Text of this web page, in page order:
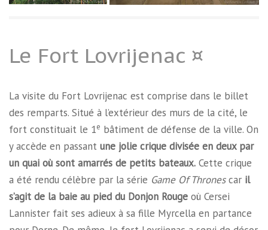
Le Fort Lovrijenac ¤
La visite du Fort Lovrijenac est comprise dans le billet
des remparts. Situé à l’extérieur des murs de la cité, le
fort constituait le 1e bâtiment de défense de la ville. On
y accède en passant une jolie crique divisée en deux par
un quai où sont amarrés de petits bateaux. Cette crique
a été rendu célèbre par la série Game Of Thronescar il
s’agit de la baie au pied du Donjon Rouge où Cersei
Lannister fait ses adieux à sa fille Myrcella en partance